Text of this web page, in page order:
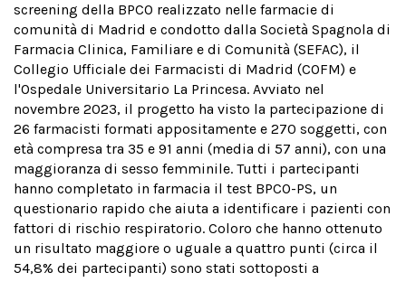
screening della BPCO realizzato nelle farmacie di
comunità di Madrid e condotto dalla Società Spagnola di
Farmacia Clinica, Familiare e di Comunità (SEFAC), il
Collegio Ufficiale dei Farmacisti di Madrid (COFM) e
l'Ospedale Universitario La Princesa. Avviato nel
novembre 2023, il progetto ha visto la partecipazione di
26 farmacisti formati appositamente e 270 soggetti, con
età compresa tra 35 e 91 anni (media di 57 anni), con una
maggioranza di sesso femminile. Tutti i partecipanti
hanno completato in farmacia il test BPCO-PS, un
questionario rapido che aiuta a identificare i pazienti con
fattori di rischio respiratorio. Coloro che hanno ottenuto
un risultato maggiore o uguale a quattro punti (circa il
54,8% dei partecipanti) sono stati sottoposti a